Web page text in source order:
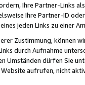
Ihre Partner-Links
Ihre Partner-ID
jeden Links zu einer
Zustimmung, können
durch Aufnahme
Umständen dürfen Sie
aufrufen, nicht